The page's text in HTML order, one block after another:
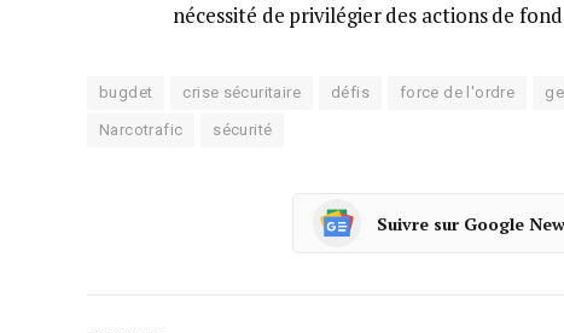
nécessité de privilégier des actions de
bugdet crise sécuritaire défis force de l'ordre
Narcotrafic sécurité
Suivre sur Google